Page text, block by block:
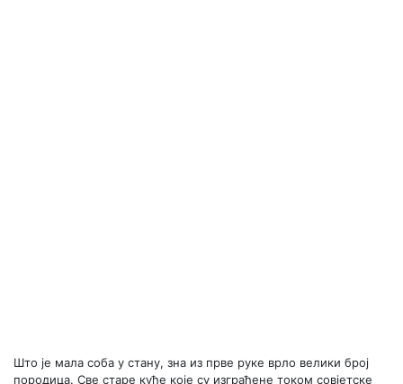
Што је мала соба у стану, зна из прве руке врло велики број
породица. Све старе куће које су изграђене током совјетске